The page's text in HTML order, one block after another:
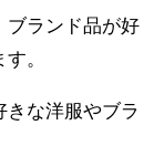
ブランド品が好
。
きな洋服やブラ